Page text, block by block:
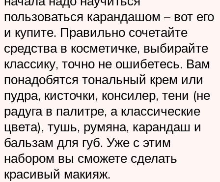
пользоваться карандашом – вот его
и купите. Правильно сочетайте
средства в косметичке, выбирайте
классику, точно не ошибетесь. Вам
понадобятся тональный крем или
пудра, кисточки, консилер, тени (не
радуга в палитре, а классические
цвета), тушь, румяна, карандаш и
бальзам для губ. Уже с этим
набором вы сможете сделать
красивый макияж.